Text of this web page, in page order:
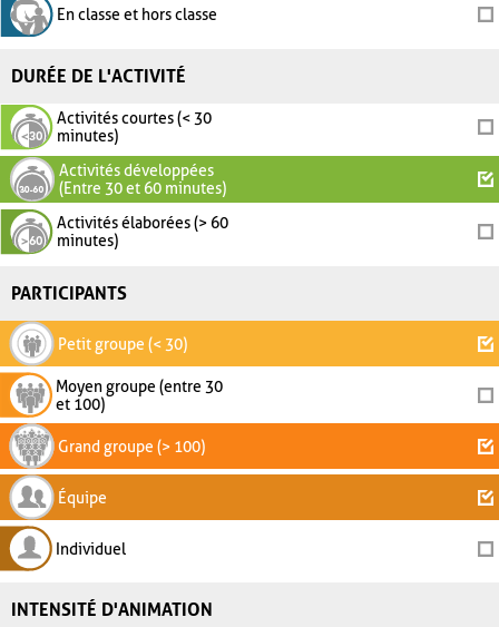
En classe et hors classe
DURÉE DE L'ACTIVITÉ
Activités courtes (< 30
minutes)
Activités développées
(Entre 30 et 60 minutes)
Activités élaborées (> 60
minutes)
PARTICIPANTS
Petit groupe (< 30)
Moyen groupe (entre 30
et 100)
Grand groupe (> 100)
Équipe
Individuel
INTENSITÉ D'ANIMATION